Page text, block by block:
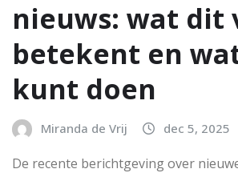
nieuws: wat dit
betekent en
kunt doen
Miranda de Vrij dec 5, 2025
De recente berichtgeving over